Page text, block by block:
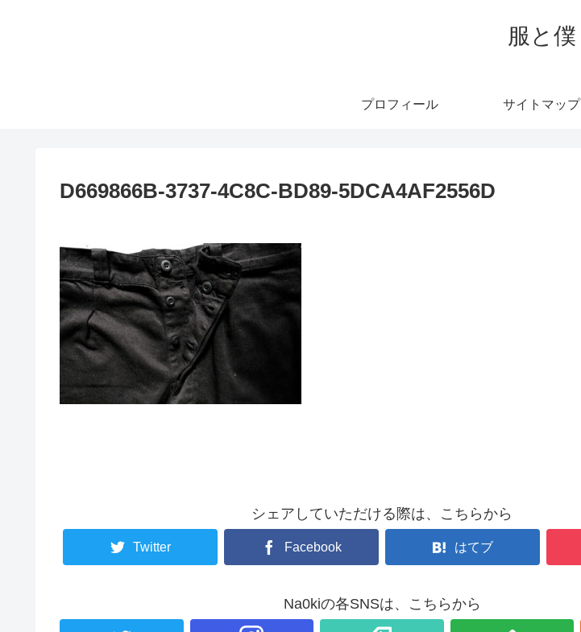
服と僕
プロフィール サイトマップ
D669866B-3737-4C8C-BD89-5DCA4AF2556D
シェアしていただける際は、こちらから
Twitter Facebook はてブ
Na0kiの各SNSは、こちらから